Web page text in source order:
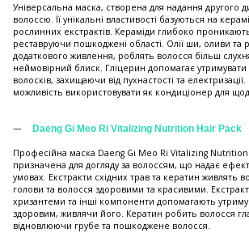
Універсальна маска, створена для надання другого
волоссю. Її унікальні властивості базуються на
рослинних екстрактів. Кераміди глибоко
реставруючи пошкоджені області. Олії ши, оливи та
додаткового живлення, роблять волосся більш
неймовірний блиск. Гліцерин допомагає утримувати
волосків, захищаючи від пухнастості та
можливість використовувати як кондиціонер для
Daeng Gi Meo Ri Vitalizing Nutrition Hair Pack
Професійна маска Daeng Gi Meo Ri Vitalizing Nutrition
призначена для догляду за волоссям, що надає
умовах. Екстракти східних трав та кератин живлять
голови та волосся здоровими та красивими.
хризантеми та інші компоненти допомагають
здоровим, живлячи його. Кератин робить волосся
відновлюючи грубе та пошкоджене волосся.